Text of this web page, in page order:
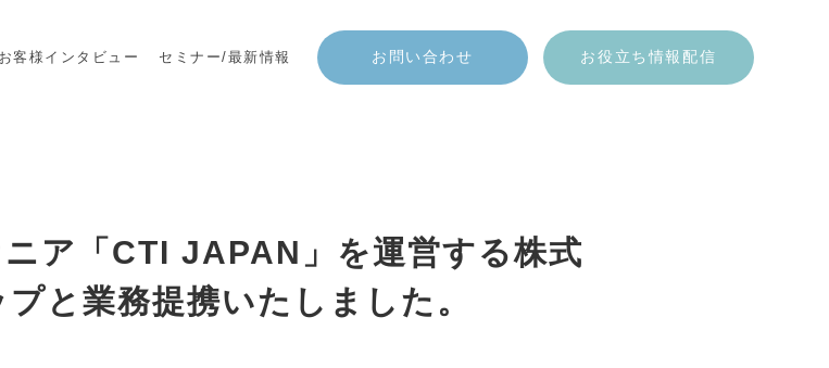
お客様インタビュー セミナー/最新情報 お問い合わせ お役立ち情報配信
ア「CTI JAPAN」を運営する株式
と業務提携いたしました。